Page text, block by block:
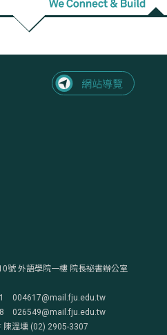
號 外語學院一樓 院長祕書辦公室
004617@mail.fju.edu.tw
026549@mail.fju.edu.tw
陳溫壎 (02) 2905-3307